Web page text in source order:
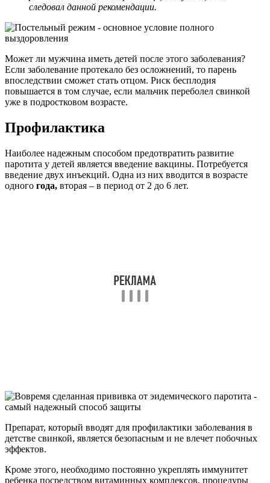
следовал данной рекомендации.
Может ли мужчина иметь детей после этого заболевания?
Если заболевание протекало без осложнений, то парень
впоследствии сможет стать отцом. Риск бесплодия
повышается в том случае, если мальчик переболел свинкой
уже в подростковом возрасте.
Профилактика
Наиболее надежным способом предотвратить развитие
паротита у детей является введение вакцины. Потребуется
введение двух инъекций. Одна из них вводится в возрасте
одного года, вторая – в период от 2 до 6 лет.
Препарат, который вводят для профилактики заболевания в
детстве свинкой, является безопасным и не влечет побочных
эффектов.
Кроме этого, необходимо постоянно укреплять иммунитет
ребенка посредством витаминных комплексов, процедуры